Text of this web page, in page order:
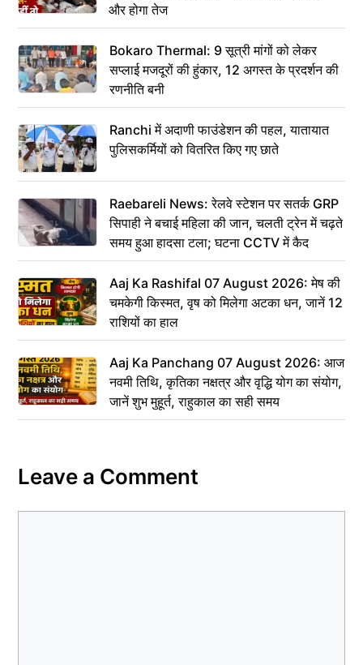
और होगा तेज
Bokaro Thermal: 9 सूत्री मांगों को लेकर
सप्लाई मजदूरों की हुंकार, 12 अगस्त के प्रदर्शन की
रणनीति बनी
Ranchi में अदाणी फाउंडेशन की पहल, यातायात
पुलिसकर्मियों को वितरित किए गए छाते
Raebareli News: रेलवे स्टेशन पर सतर्क GRP
सिपाही ने बचाई महिला की जान, चलती ट्रेन में चढ़ते
समय हुआ हादसा टला; घटना CCTV में कैद
Aaj Ka Rashifal 07 August 2026: मेष की
चमकेगी किस्मत, वृष को मिलेगा अटका धन, जानें 12
राशियों का हाल
Aaj Ka Panchang 07 August 2026: आज
नवमी तिथि, कृतिका नक्षत्र और वृद्धि योग का संयोग,
जानें शुभ मुहूर्त, राहुकाल का सही समय
Leave a Comment